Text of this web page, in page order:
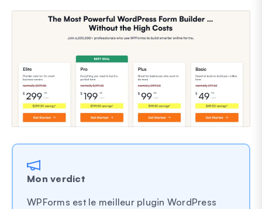
Mon verdict
WPForms est le meilleur plugin WordPress